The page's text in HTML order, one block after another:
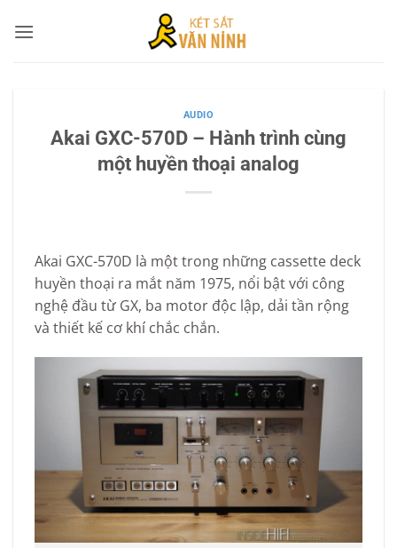
qua
AUDIO
Akai GXC-570D – Hành trình cùng
một huyền thoại analog
Akai GXC-570D là một trong những cassette deck
huyền thoại ra mắt năm 1975, nổi bật với công
nghệ đầu từ GX, ba motor độc lập, dải tần rộng
và thiết kế cơ khí chắc chắn.